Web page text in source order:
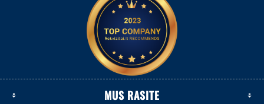
MUS RASITE